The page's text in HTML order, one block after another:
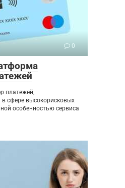
0
платежей,
сфере высокорисковых
особенностью сервиса